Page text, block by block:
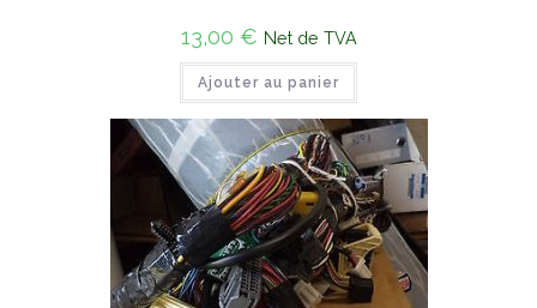
13,00 € Net de TVA
Ajouter au panier